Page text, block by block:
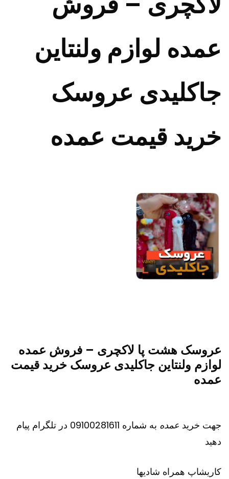
عمده لوازم ولنتاین
جاکلیدی عروسک
خرید قیمت عمده
عروسک هشت پا لاکچری – فروش عمده
لوازم ولنتاین جاکلیدی عروسک خرید قیمت
عمده
جهت خرید عمده
به شماره 09100281611 در تلگرام پیام
دهید
کاریشاپ همراه شادیها